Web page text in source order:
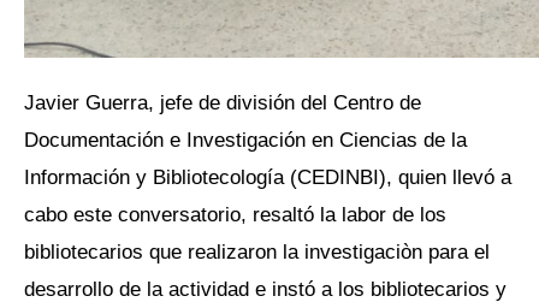
Javier Guerra, jefe de división del Centro de
Documentación e Investigación en Ciencias de la
Información y Bibliotecología (CEDINBI), quien llevó a
cabo este conversatorio, resaltó la labor de los
bibliotecarios que realizaron la investigaciòn para el
desarrollo de la actividad e instó a los bibliotecarios y